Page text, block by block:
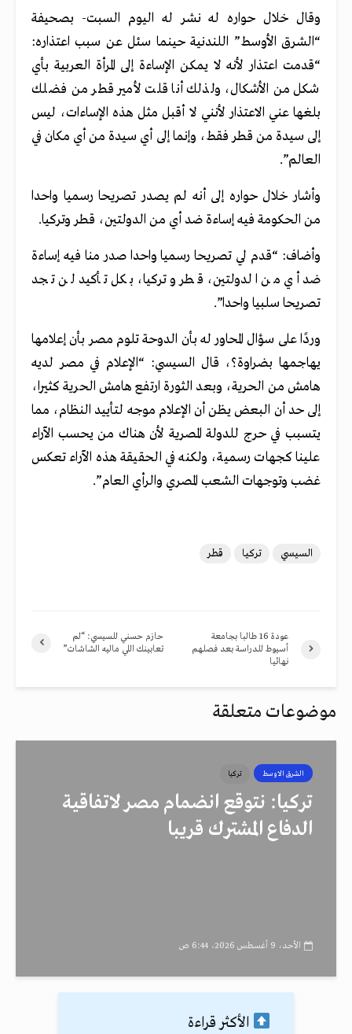
وقال خلال حواره له نشر له اليوم السبت- بصحيفة
“الشرق الأوسط” اللندنية حينما سئل عن سبب اعتذاره:
“قدمت اعتذار لأنه لا يمكن الإساءة إلى المرأة العربية بأي
شكل من الأشكال، ولذلك أنا قلت لأمير قطر من فضلك
بلغها عني الاعتذار لأنني لا أقبل مثل هذه الإساءات، ليس
إلى سيدة من قطر فقط، وإنما إلى أي سيدة من أي مكان في
العالم”.
وأشار خلال حواره إلى أنه لم يصدر تصريحا رسميا واحدا
من الحكومة فيه إساءة ضد أي من الدولتين، قطر وتركيا.
وأضاف: “قدم لي تصريحا رسميا واحدا صدر منا فيه إساءة
ضد أي من الدولتين، قطر وتركيا، بكل تأكيد لن تجد
تصريحا سلبيا واحدا”.
وردًا على سؤال المحاور له بأن الدوحة تلوم مصر بأن إعلامها
يهاجمها بضراوة؟، قال السيسي: “الإعلام في مصر لديه
هامش من الحرية، وبعد الثورة ارتفع هامش الحرية كثيرا،
إلى حد أن البعض يظن أن الإعلام موجه لتأييد النظام، مما
يتسبب في حرج للدولة المصرية لأن هناك من يحسب الآراء
علينا كجهات رسمية، ولكنه في الحقيقة هذه الآراء تعكس
غضب وتوجهات الشعب المصري والرأي العام”.
السيسي تركيا قطر
حازم حسني للسيسي: “لم
تعابينك اللي ماليه الشاشات”
عودة 16 طالبا بجامعة
أسيوط للدراسة بعد فصلهم
نهائيا
موضوعات متعلقة
الشرق الاوسط تركيا
تركيا: نتوقع انضمام مصر لاتفاقية
الدفاع المشترك قريبا
الأحد، 9 أغسطس 2026، 6:44 ص
الأكثر قراءة